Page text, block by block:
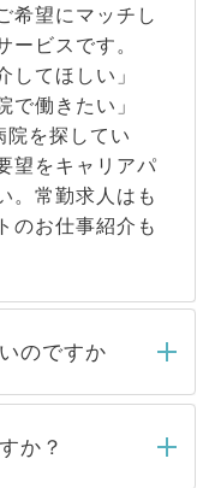
希望にマッチし
ビスです。
してほしい」
で働きたい」
院を探してい
望をキャリアパ
。常勤求人はも
のお仕事紹介も
のですか
弊社担当者がご
メールもしくは
か？